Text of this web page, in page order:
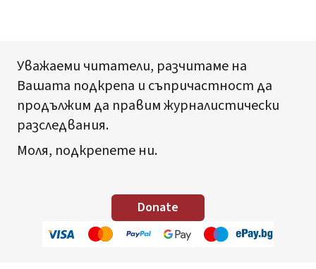
Уважаеми читатели, разчитаме на
Вашата подкрепа и съпричастност да
продължим да правим журналистически
разследвания.
Моля, подкрепете ни.
Donate